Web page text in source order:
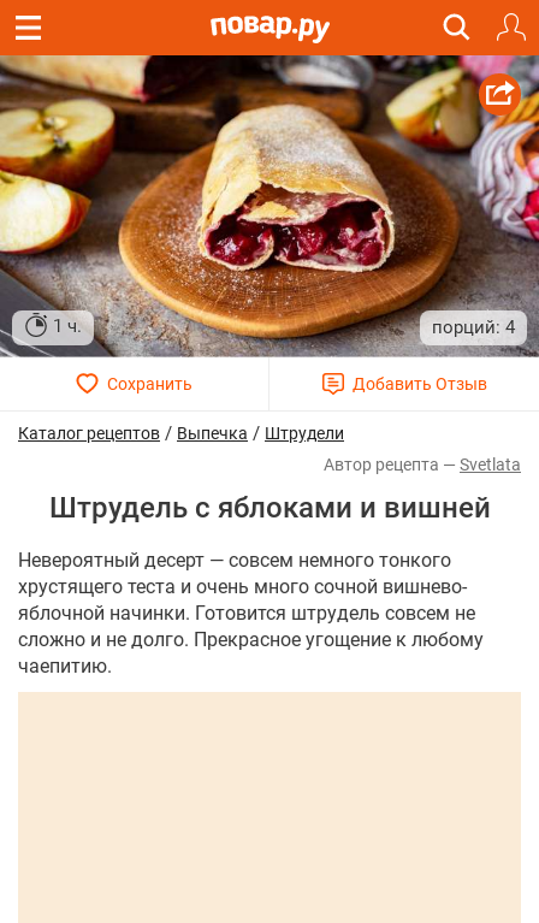
1 ч. 4
Каталог рецептов / Выпечка / Штрудели
Svetlata
Штрудель с яблоками и вишней
Невероятный десерт — совсем немного тонкого
хрустящего теста и очень много сочной вишнево-
яблочной начинки. Готовится штрудель совсем не
сложно и не долго. Прекрасное угощение к любому
чаепитию.